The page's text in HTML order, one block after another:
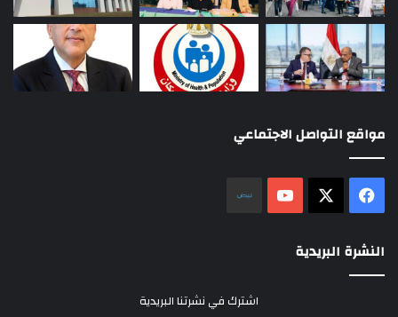
مواقع التواصل الاجتماعي
فيسبوك ‫YouTube
النشرة البريدية
اشترك في نشرتنا البريدية